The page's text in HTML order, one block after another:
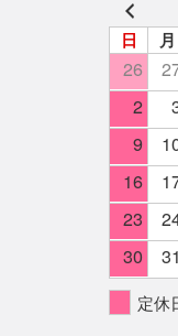
日 月
26
2
9
16
23
30
31
定休